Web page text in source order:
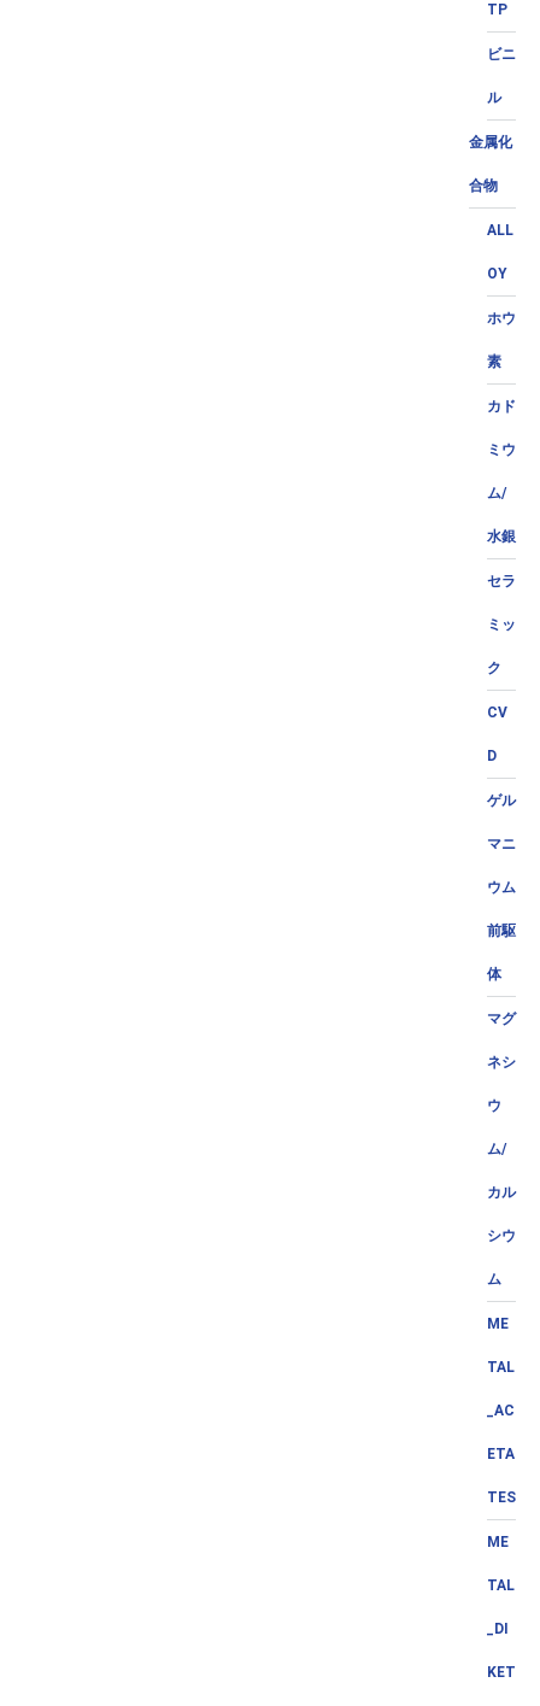
TP
ビニ
ル
金属化
合物
ALL
OY
ホウ
素
カド
ミウ
ム/
水銀
セラ
ミッ
ク
CV
D
ゲル
マニ
ウム
前駆
体
マグ
ネシ
ウ
ム/
カル
シウ
ム
ME
TAL
_AC
ETA
TES
ME
TAL
_DI
KET